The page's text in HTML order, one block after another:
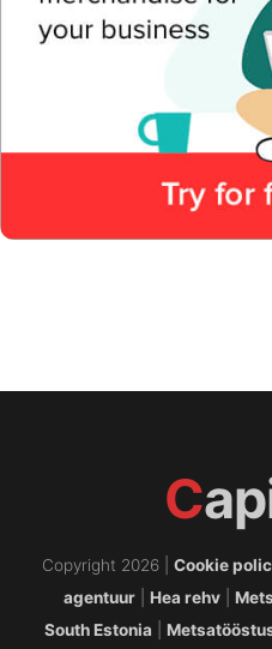
C
Copyright 2026 | Cookie
agentuur| Hea rehv|
South Estonia